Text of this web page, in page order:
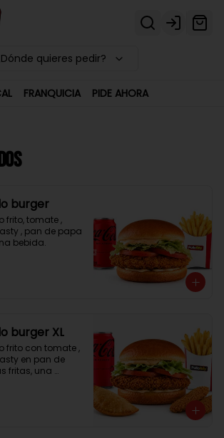
Login
quieres pedir?
FRANQUICIA PIDE AHORA
burger
frito, tomate ,
, pan de papa
bebida.
burger XL
frito con tomate ,
en pan de
fritas, una